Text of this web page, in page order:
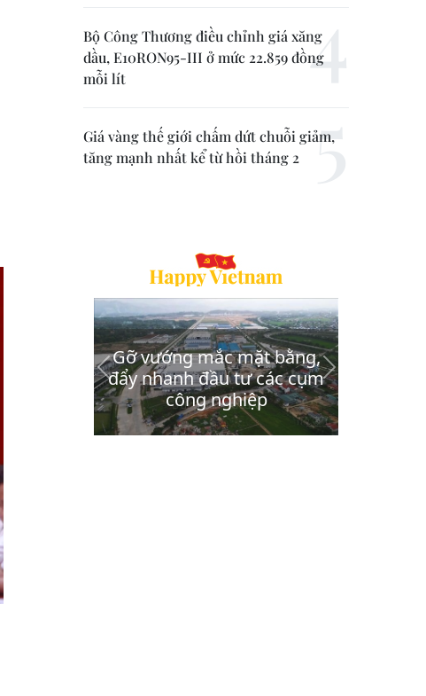
Bộ Công Thương điều chỉnh giá xăng
dầu, E10RON95-III ở mức 22.859 đồng
mỗi lít
Giá vàng thế giới chấm dứt chuỗi giảm,
tăng mạnh nhất kể từ hồi tháng 2